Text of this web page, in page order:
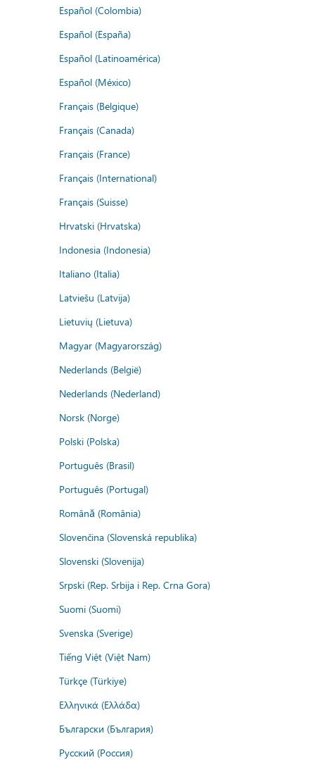
Español (Colombia)
Español (España)
Español (Latinoamérica)
Español (México)
Français (Belgique)
Français (Canada)
Français (France)
Français (International)
Français (Suisse)
Hrvatski (Hrvatska)
Indonesia (Indonesia)
Italiano (Italia)
Latviešu (Latvija)
Lietuvių (Lietuva)
Magyar (Magyarország)
Nederlands (België)
Nederlands (Nederland)
Norsk (Norge)
Polski (Polska)
Português (Brasil)
Português (Portugal)
Română (România)
Slovenčina (Slovenská republika)
Slovenski (Slovenija)
Srpski (Rep. Srbija i Rep. Crna Gora)
Suomi (Suomi)
Svenska (Sverige)
Tiếng Việt (Việt Nam)
Türkçe (Türkiye)
Ελληνικά (Ελλάδα)
Български (България)
Русский (Россия)